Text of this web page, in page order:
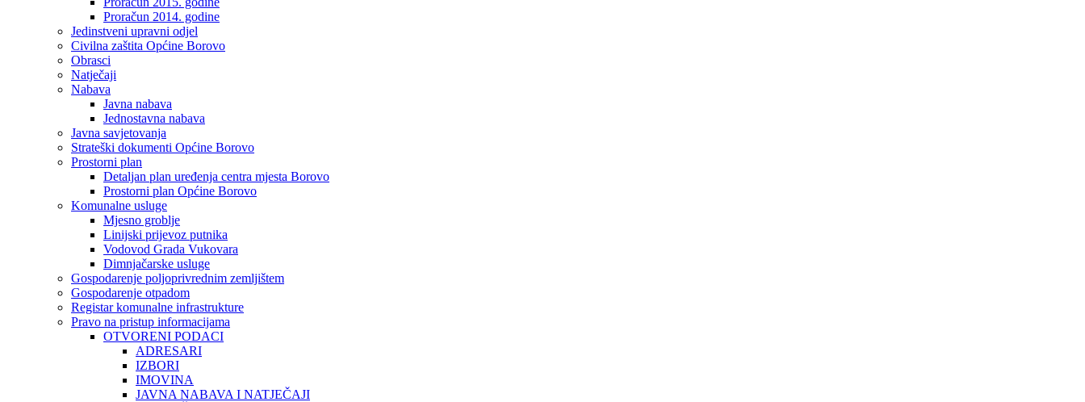
Proračun 2014. godine
Jedinstveni upravni odjel
Civilna zaštita Općine Borovo
Obrasci
Natječaji
Nabava
Javna nabava
Jednostavna nabava
Javna savjetovanja
Strateški dokumenti Općine Borovo
Prostorni plan
Detaljan plan uređenja centra mjesta Borovo
Prostorni plan Općine Borovo
Komunalne usluge
Mjesno groblje
Linijski prijevoz putnika
Vodovod Grada Vukovara
Dimnjačarske usluge
Gospodarenje poljoprivrednim zemljištem
Gospodarenje otpadom
Registar komunalne infrastrukture
Pravo na pristup informacijama
OTVORENI PODACI
ADRESARI
IZBORI
IMOVINA
JAVNA NABAVA I NATJEČAJI